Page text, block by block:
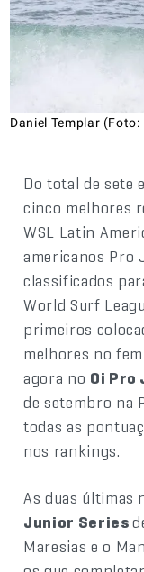
Daniel Templar
Do total de sete
cinco melhores
WSL Latin
americanos Pro
classificados
World Surf
primeiros
melhores no
agora no Oi
de setembro na
todas as
nos rankings.
As duas últimas
Junior Series
Maresias e o